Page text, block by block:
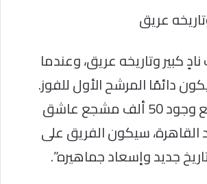
عريق
كبير وتاريخه عريق، وعندما
دائمًا المرشح الأول للفوز.
ويوم السبت، ومع وجود 50 ألف مشجع عاشق
القاهرة، سيكون الفريق على
جديد وإسعاد جماهيره”.